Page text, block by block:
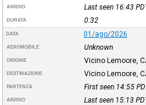
ARRIVO Last seen 16:43
DURATA 0:32
DATA 01/ago/2026
AEROMOBILE Unknown
ORIGINE Vicino Lemoore,
DESTINAZIONE Vicino Lemoore,
PARTENZA First seen 14:55
ARRIVO Last seen 15:13